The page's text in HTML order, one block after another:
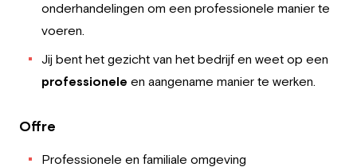
onderhandelingen om een professionele manier te
voeren.
Jij bent het gezicht van het bedrijf en weet op een
professionele en aangename manier te werken.
Offre
Professionele en familiale omgeving